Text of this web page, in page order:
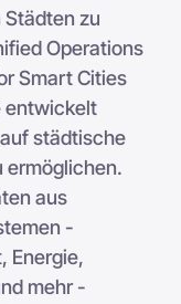
zu
Operations
Smart Cities
entwickelt
städtische
ermöglichen.
aus
-
Energie,
mehr -